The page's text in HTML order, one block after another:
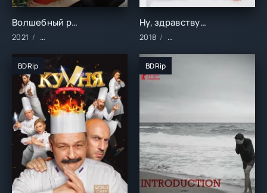
Волшебный рождественский торт (2021)
2021 Фильмы/2021 год/Зарубежные/Мелодрамы
Ну, здравствуй, Оксана Соколова! (2018)
2018 Фильмы/2018 год/
BDRip BDRip